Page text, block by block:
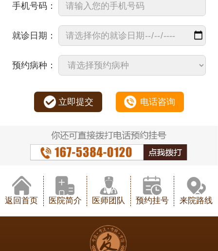
手机号码：
就诊日期：
预约病种：
立即提交 电话咨询
返回首页 医院简介 医师团队 预约挂号 来院路线